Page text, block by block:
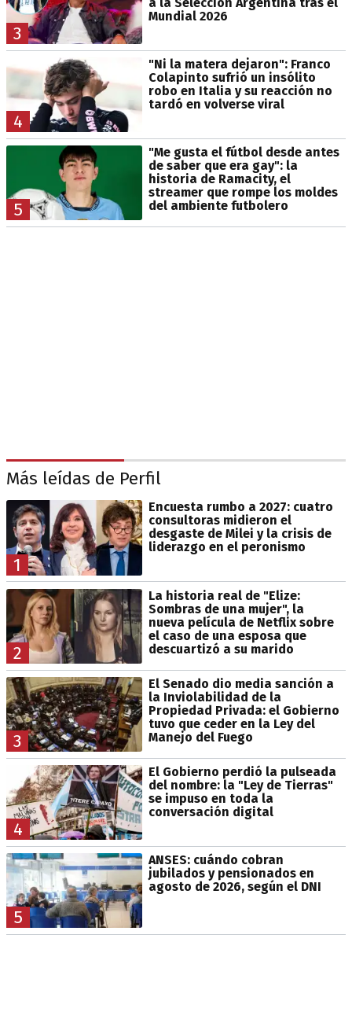
3
Mundial 2026
4
"Ni la matera dejaron": Franco
Colapinto sufrió un insólito
robo en Italia y su reacción no
tardó en volverse viral
5
"Me gusta el fútbol desde antes
de saber que era gay": la
historia de Ramacity, el
streamer que rompe los moldes
del ambiente futbolero
Más leídas de Perfil
1
Encuesta rumbo a 2027: cuatro
consultoras midieron el
desgaste de Milei y la crisis de
liderazgo en el peronismo
2
La historia real de "Elize:
Sombras de una mujer", la
nueva película de Netflix sobre
el caso de una esposa que
descuartizó a su marido
3
El Senado dio media sanción a
la Inviolabilidad de la
Propiedad Privada: el Gobierno
tuvo que ceder en la Ley del
Manejo del Fuego
4
El Gobierno perdió la pulseada
del nombre: la "Ley de Tierras"
se impuso en toda la
conversación digital
5
ANSES: cuándo cobran
jubilados y pensionados en
agosto de 2026, según el DNI